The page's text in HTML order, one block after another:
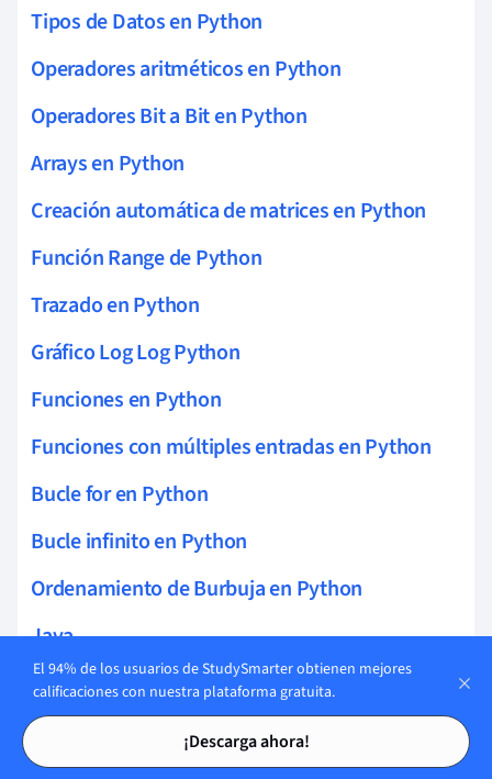
Tarjetas de estudio
Tarjetas de estudio
Tipos de Datos en Python
Operadores aritméticos en Python
Operadores Bit a Bit en Python
Arrays en Python
Creación automática de matrices en Python
Función Range de Python
Trazado en Python
Gráfico Log Log Python
Funciones en Python
Funciones con múltiples entradas en Python
Bucle for en Python
Bucle infinito en Python
Ordenamiento de Burbuja en Python
Java
JavaScript
Algoritmo en C
El 94% de los usuarios de StudySmarter obtienen mejores
calificaciones con nuestra plataforma gratuita.
¡Descarga ahora!